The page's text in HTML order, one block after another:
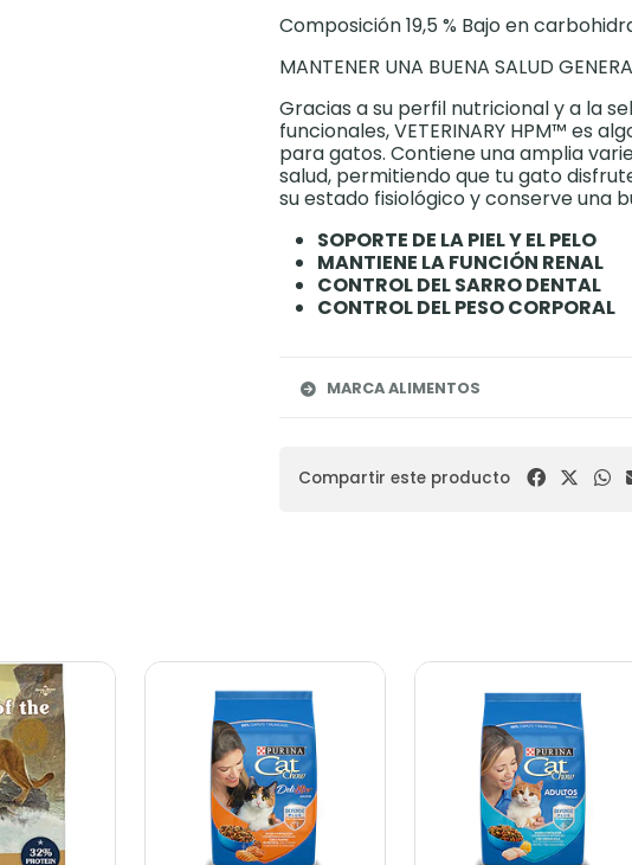
Composición 19,5 % Bajo en
MANTENER UNA BUENA SALUD
Gracias a su perfil nutricional y a la
funcionales, VETERINARY HPM™ es
para gatos. Contiene una amplia
salud, permitiendo que tu gato
su estado fisiológico y conserve una
SOPORTE DE LA PIEL Y EL PELO
MANTIENE LA FUNCIÓN RENAL
CONTROL DEL SARRO DENTAL
CONTROL DEL PESO CORPORAL
MARCA ALIMENTOS
Compartir este producto